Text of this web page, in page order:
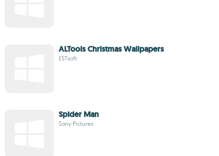
ALTools Christmas Wallpapers
ESTsoft
Spider Man
Sony Pictures